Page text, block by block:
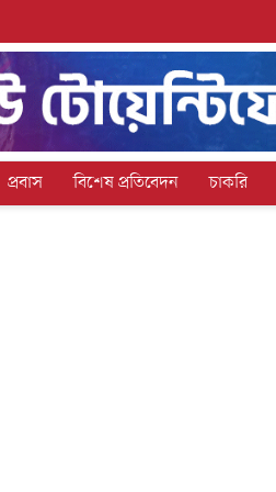
প্রবাস বিশেষ প্রতিবেদন চাকরি